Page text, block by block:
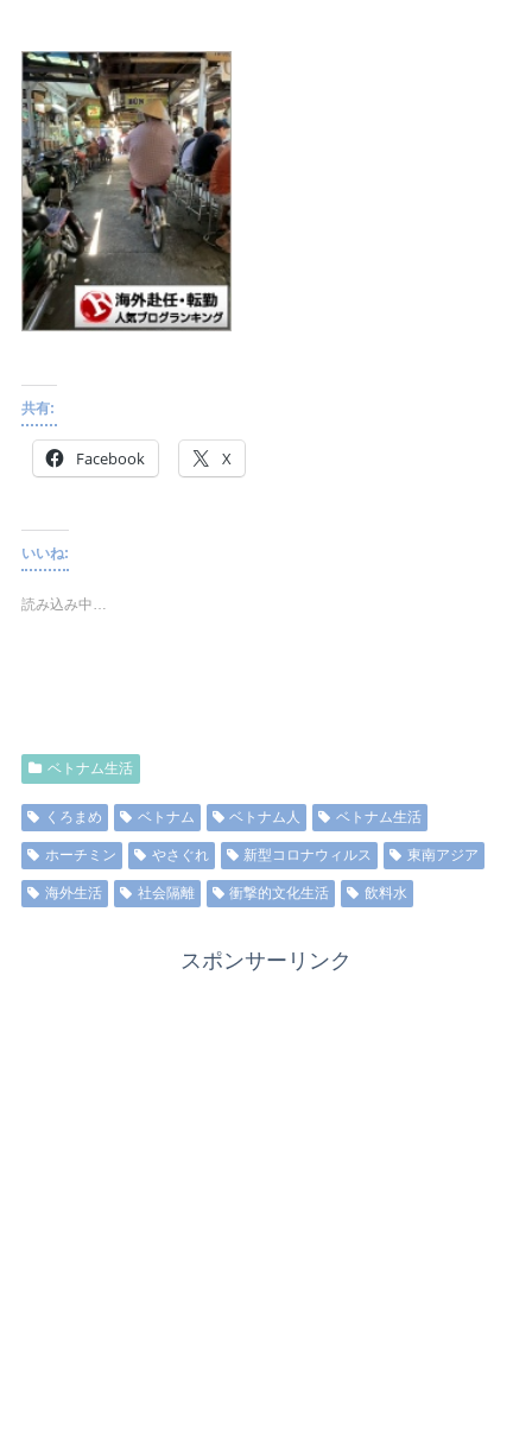
共有:
Facebook X
いいね:
読み込み中…
ベトナム生活
くろまめ ベトナム ベトナム人 ベトナム生活
ホーチミン やさぐれ 新型コロナウィルス 東南アジア
海外生活 社会隔離 衝撃的文化生活 飲料水
スポンサーリンク